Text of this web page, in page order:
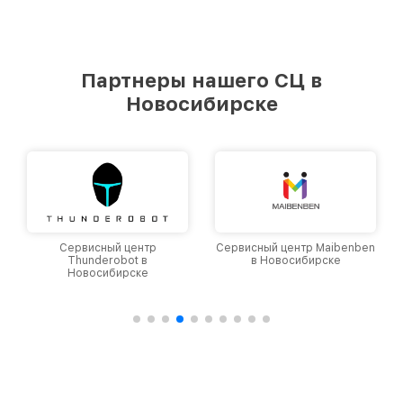
Партнеры нашего СЦ в
Новосибирске
Сервисный центр
Thunderobot в
Новосибирске
Сервисный центр Maibenben
в Новосибирске